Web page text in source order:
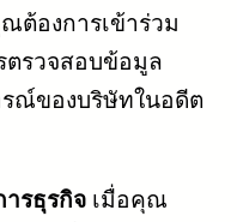
ต้องการเข้าร่วม
ตรวจสอบข้อมูล
รณ์ของบริษัทในอดีต
ารธุรกิจ เมื่อคุณ